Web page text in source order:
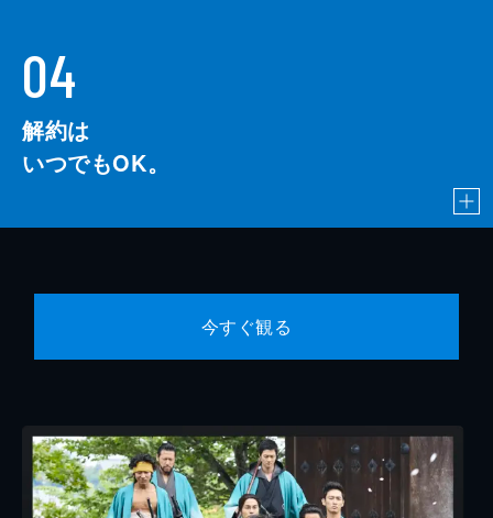
04
解約は
いつでもOK。
今すぐ観る